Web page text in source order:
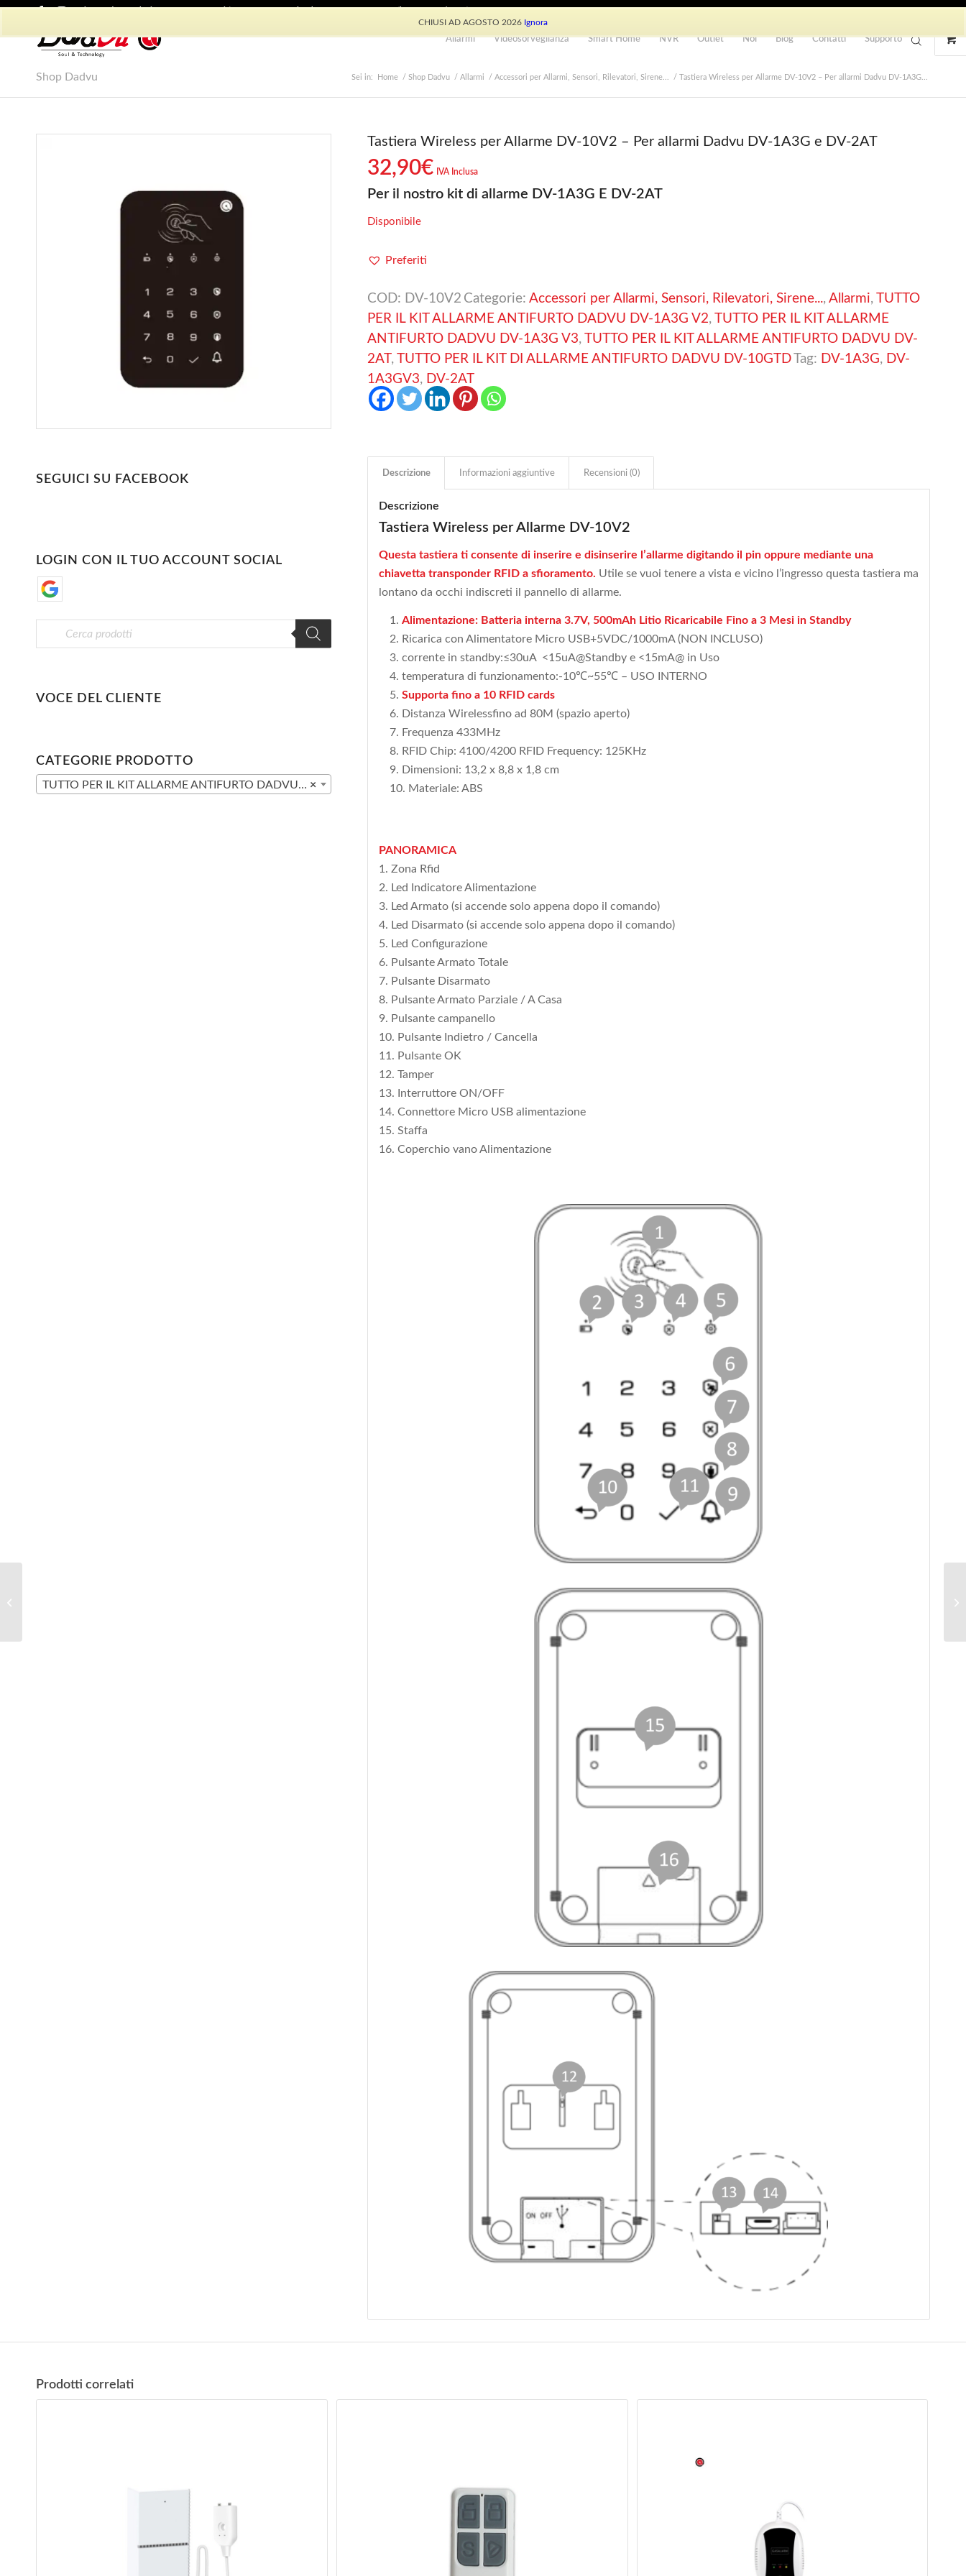
CHIUSI AD AGOSTO 2026 Ignora
Allarmi Videosorveglianza Smart Home NVR Outlet Noi Blog Contatti Supporto
Shop Dadvu Sei in: Home / Shop Dadvu / Allarmi / Accessori per Allarmi, Sensori, Rilevatori, Sirene... / Tastiera Wireless per Allarme DV-10V2 – Per allarmi Dadvu DV-1A3G...
SEGUICI SU FACEBOOK
LOGIN CON IL TUO ACCOUNT SOCIAL
VOCE DEL CLIENTE
CATEGORIE PRODOTTO
×
TUTTO PER IL KIT ALLARME ANTIFURTO DADVU DV-1A3G V3
Tastiera Wireless per Allarme DV-10V2 – Per allarmi Dadvu DV-1A3G e DV-2AT
32,90€ IVA Inclusa
Per il nostro kit di allarme DV-1A3G E DV-2AT
Disponibile
Preferiti
COD: DV-10V2 Categorie: Accessori per Allarmi, Sensori, Rilevatori, Sirene..., Allarmi, TUTTO
PER IL KIT ALLARME ANTIFURTO DADVU DV-1A3G V2, TUTTO PER IL KIT ALLARME
ANTIFURTO DADVU DV-1A3G V3, TUTTO PER IL KIT ALLARME ANTIFURTO DADVU DV-
2AT, TUTTO PER IL KIT DI ALLARME ANTIFURTO DADVU DV-10GTDTag: DV-1A3G, DV-
1A3GV3, DV-2AT
Descrizione Informazioni aggiuntive Recensioni (0)
Descrizione
Tastiera Wireless per Allarme DV-10V2
Questa tastiera ti consente di inserire e disinserire l’allarme digitando il pin oppure mediante una
chiavetta transponder RFID a sfioramento. Utile se vuoi tenere a vista e vicino l’ingresso questa tastiera ma
lontano da occhi indiscreti il pannello di allarme.
Alimentazione: Batteria interna 3.7V, 500mAh Litio Ricaricabile Fino a 3 Mesi in Standby
Ricarica con Alimentatore Micro USB+5VDC/1000mA (NON INCLUSO)
corrente in standby:≤30uA <15uA@Standby e <15mA@ in Uso
temperatura di funzionamento:-10℃~55℃ – USO INTERNO
Supporta fino a 10 RFID cards
Distanza Wirelessfino ad 80M (spazio aperto)
Frequenza 433MHz
RFID Chip: 4100/4200 RFID Frequency: 125KHz
Dimensioni: 13,2 x 8,8 x 1,8 cm
Materiale: ABS
PANORAMICA
1. Zona Rfid
2. Led Indicatore Alimentazione
3. Led Armato (si accende solo appena dopo il comando)
4. Led Disarmato (si accende solo appena dopo il comando)
5. Led Configurazione
6. Pulsante Armato Totale
7. Pulsante Disarmato
8. Pulsante Armato Parziale / A Casa
9. Pulsante campanello
10. Pulsante Indietro / Cancella
11. Pulsante OK
12. Tamper
13. Interruttore ON/OFF
14. Connettore Micro USB alimentazione
15. Staffa
16. Coperchio vano Alimentazione
Prodotti correlati